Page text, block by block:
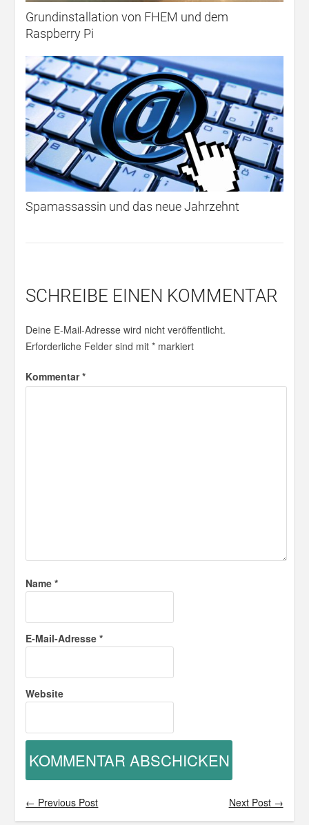
Grundinstallation von FHEM und dem
Raspberry Pi
Spamassassin und das neue Jahrzehnt
SCHREIBE EINEN KOMMENTAR
Deine E-Mail-Adresse wird nicht veröffentlicht.
Erforderliche Felder sind mit* markiert
Kommentar*
Name*
E-Mail-Adresse*
Website
← Previous Post Next Post →